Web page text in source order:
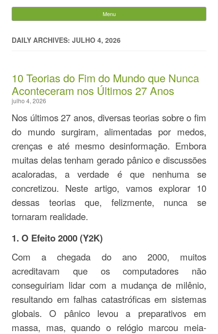
Evandro Legramonte
por:
Menu
DAILY ARCHIVES: JULHO 4, 2026
10 Teorias do Fim do Mundo que Nunca
Aconteceram nos Últimos 27 Anos
julho 4, 2026
Nos últimos 27 anos, diversas teorias sobre o fim
do mundo surgiram, alimentadas por medos,
crenças e até mesmo desinformação. Embora
muitas delas tenham gerado pânico e discussões
acaloradas, a verdade é que nenhuma se
concretizou. Neste artigo, vamos explorar 10
dessas teorias que, felizmente, nunca se
tornaram realidade.
1. O Efeito 2000 (Y2K)
Com a chegada do ano 2000, muitos
acreditavam que os computadores não
conseguiriam lidar com a mudança de milênio,
resultando em falhas catastróficas em sistemas
globais. O pânico levou a preparativos em
massa, mas, quando o relógio marcou meia-